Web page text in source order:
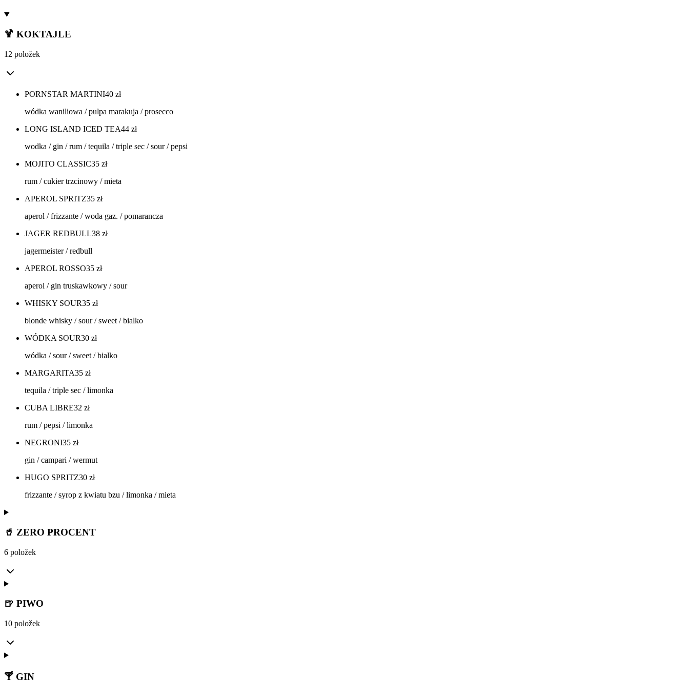
🍹 KOKTAJLE
12 položek
PORNSTAR MARTINI40 zł
wódka waniliowa / pulpa marakuja / prosecco
LONG ISLAND ICED TEA44 zł
wodka / gin / rum / tequila / triple sec / sour / pepsi
MOJITO CLASSIC35 zł
rum / cukier trzcinowy / mieta
APEROL SPRITZ35 zł
aperol / frizzante / woda gaz. / pomarancza
JAGER REDBULL38 zł
jagermeister / redbull
APEROL ROSSO35 zł
aperol / gin truskawkowy / sour
WHISKY SOUR35 zł
blonde whisky / sour / sweet / bialko
WÓDKA SOUR30 zł
wódka / sour / sweet / bialko
MARGARITA35 zł
tequila / triple sec / limonka
CUBA LIBRE32 zł
rum / pepsi / limonka
NEGRONI35 zł
gin / campari / wermut
HUGO SPRITZ30 zł
frizzante / syrop z kwiatu bzu / limonka / mieta
🥤 ZERO PROCENT
6 položek
🍺 PIWO
10 položek
🍸 GIN